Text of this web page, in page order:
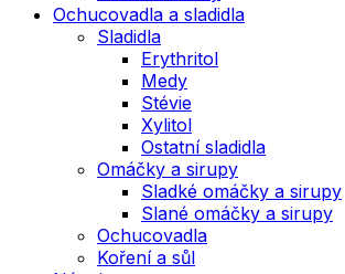
Ochucovadla a sladidla
Sladidla
Erythritol
Medy
Stévie
Xylitol
Ostatní sladidla
Omáčky a sirupy
Sladké omáčky a sirupy
Slané omáčky a sirupy
Ochucovadla
Koření a sůl